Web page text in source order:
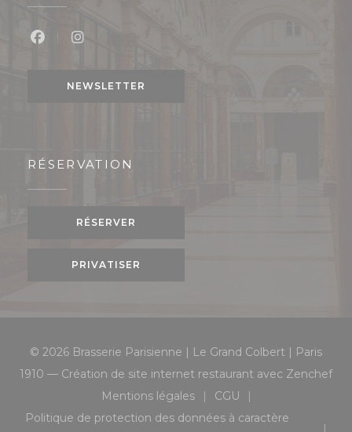
NEWSLETTER
RÉSERVATION
RÉSERVER
PRIVATISER
© 2026 Brasserie Parisienne | Le Grand Colbert | Paris
1910 — Création de site internet restaurant avec Zenchef
Mentions légales
((ouvre une nouvelle fenêtre))
CGU
((ouvre une
Politique de protection des données à caractère